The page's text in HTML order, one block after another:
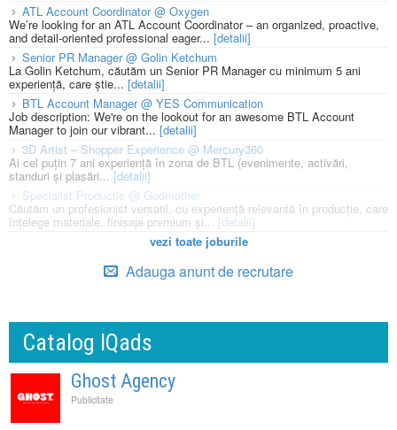
ATL Account Coordinator @ Oxygen
We’re looking for an ATL Account Coordinator – an organized, proactive,
and detail-oriented professional eager... [detalii]
Senior PR Manager @ Golin Ketchum
La Golin Ketchum, căutăm un Senior PR Manager cu minimum 5 ani
experiență, care știe... [detalii]
BTL Account Manager @ YES Communication
Job description: We're on the lookout for an awesome BTL Account
Manager to join our vibrant... [detalii]
3D Artist – Shopper Experience @ Mercury360
Ai cel puțin 7 ani experiență în zona de BTL (evenimente, activări,
standuri și plasări...[detalii]
Specialist Productie @ Godmother
Căutăm un profesionist versatil, cu experiență relevantă în producție, care
înțelege materiale, finisaje premium și... [detalii]
vezi toate joburile
Adauga anunt de recrutare
Catalog IQads
Ghost Agency
Publicitate